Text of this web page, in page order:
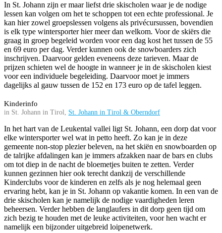
In St. Johann zijn er maar liefst drie skischolen waar je de nodige
lessen kan volgen om het te schoppen tot een echte professional. Je
kan hier zowel groepslessen volgens als privécursussen, bovendien
is elk type wintersporter hier meer dan welkom. Voor de skiërs die
graag in groep begeleid worden voor een dag kost het tussen de 55
en 69 euro per dag. Verder kunnen ook de snowboarders zich
inschrijven. Daarvoor gelden eveneens deze tarieven. Maar de
prijzen schieten wel de hoogte in wanneer je in de skischolen kiest
voor een individuele begeleiding. Daarvoor moet je immers
dagelijks al gauw tussen de 152 en 173 euro op de tafel leggen.
Kinderinfo
in St. Johann in Tirol, St. Johann in Tirol & Oberndorf
In het hart van de Leukental vallei ligt St. Johann, een dorp dat voor
elke wintersporter wel wat in petto heeft. Zo kan je in deze
gemeente non-stop plezier beleven, na het skiën en snowboarden op
de talrijke afdalingen kan je immers afzakken naar de bars en clubs
om tot diep in de nacht de bloemetjes buiten te zetten. Verder
kunnen gezinnen hier ook terecht dankzij de verschillende
Kinderclubs voor de kinderen en zelfs als je nog helemaal geen
ervaring hebt, kan je in St. Johann op vakantie komen. In een van de
drie skischolen kan je namelijk de nodige vaardigheden leren
beheersen. Verder hebben de langlaufers in dit dorp geen tijd om
zich bezig te houden met de leuke activiteiten, voor hen wacht er
namelijk een bijzonder uitgebreid loipenetwerk.